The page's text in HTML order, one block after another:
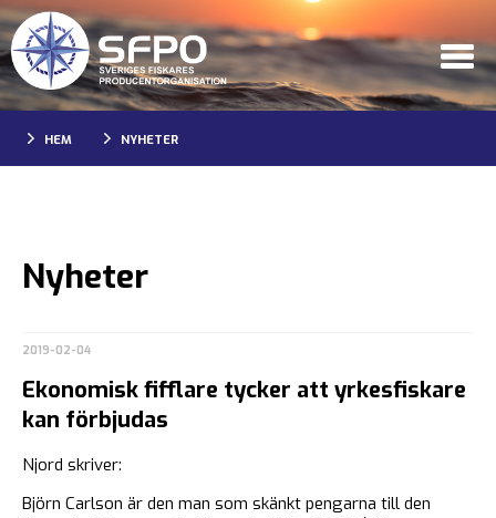
HEM NYHETER
Nyheter
2019-02-04
Ekonomisk fifflare tycker att yrkesfiskare
kan förbjudas
Njord skriver:
Björn Carlson är den man som skänkt pengarna till den